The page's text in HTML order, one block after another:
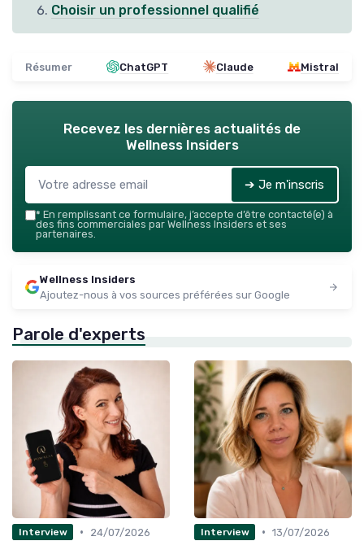
Choisir un professionnel qualifié
Résumer ChatGPT Claude Mistral
Recevez les dernières actualités de
Wellness Insiders
➔ Je m'inscris
* En remplissant ce formulaire, j’accepte d’être contacté(e) à
des fins commerciales par Wellness Insiders et ses
partenaires.
Wellness Insiders
Ajoutez-nous à vos sources préférées sur Google
Parole d'experts
Interview • 24/07/2026 Interview • 13/07/2026